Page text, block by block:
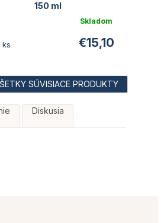
ks
150 ml
hodnotenie
produktu
z
5
Skladom
€15,10
SÚVISIACE PRODUKTY
Diskusia